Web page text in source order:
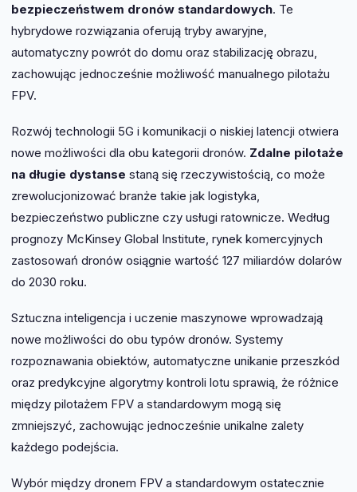
bezpieczeństwem dronów standardowych. Te
hybrydowe rozwiązania oferują tryby awaryjne,
automatyczny powrót do domu oraz stabilizację obrazu,
zachowując jednocześnie możliwość manualnego pilotażu
FPV.
Rozwój technologii 5G i komunikacji o niskiej latencji otwiera
nowe możliwości dla obu kategorii dronów. Zdalne pilotaże
na długie dystanse staną się rzeczywistością, co może
zrewolucjonizować branże takie jak logistyka,
bezpieczeństwo publiczne czy usługi ratownicze. Według
prognozy McKinsey Global Institute, rynek komercyjnych
zastosowań dronów osiągnie wartość 127 miliardów dolarów
do 2030 roku.
Sztuczna inteligencja i uczenie maszynowe wprowadzają
nowe możliwości do obu typów dronów. Systemy
rozpoznawania obiektów, automatyczne unikanie przeszkód
oraz predykcyjne algorytmy kontroli lotu sprawią, że różnice
między pilotażem FPV a standardowym mogą się
zmniejszyć, zachowując jednocześnie unikalne zalety
każdego podejścia.
Wybór między dronem FPV a standardowym ostatecznie